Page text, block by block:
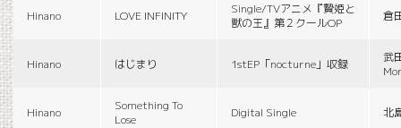
Hinano LOVE INFINITY
Single/TVアニメ『贄姫と
獣の王』第２クールOP
倉
Hinano はじまり 1stEP「nocturne」収録
武
Hinano
Something To
Lose
Digital Single 北